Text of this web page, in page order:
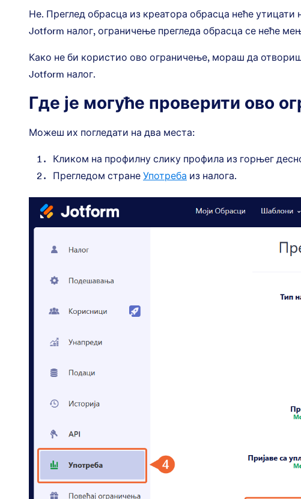
Не. Преглед обрасца из креатора обрасца неће
Jotform налог, ограничење прегледа обрасца се неће
Како не би користио ово ограничење, мораш да
Jotform налог.
Где је могуће проверити ово
Можеш их погледати на два места:
Кликом на профилну слику профила из горњег
Прегледом стране Употреба из налога.